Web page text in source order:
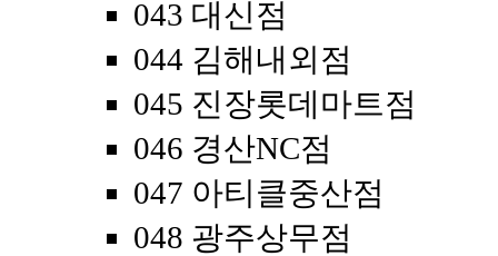
043 대신점
044 김해내외점
045 진장롯데마트점
046 경산NC점
047 아티클중산점
048 광주상무점